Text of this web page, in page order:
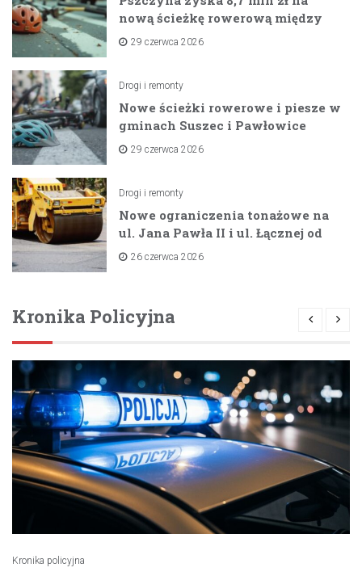
nową ścieżkę rowerową między
zaporami
29 czerwca 2026
Drogi i remonty
Nowe ścieżki rowerowe i piesze w
gminach Suszec i Pawłowice
dzięki unijnemu wsparciu
29 czerwca 2026
Drogi i remonty
Nowe ograniczenia tonażowe na
ul. Jana Pawła II i ul. Łącznej od
lipca 2026 roku
26 czerwca 2026
Kronika Policyjna
Kronika policyjna